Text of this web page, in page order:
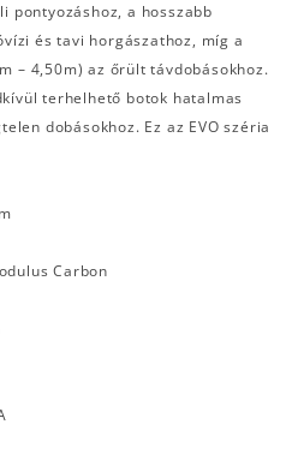
pontyozáshoz, a hosszabb
és tavi horgászathoz, míg a
– 4,50m) az őrült távdobásokhoz.
terhelhető botok hatalmas
dobásokhoz. Ez az EVO széria
Carbon